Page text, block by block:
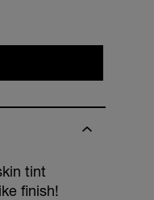
tint
finish!